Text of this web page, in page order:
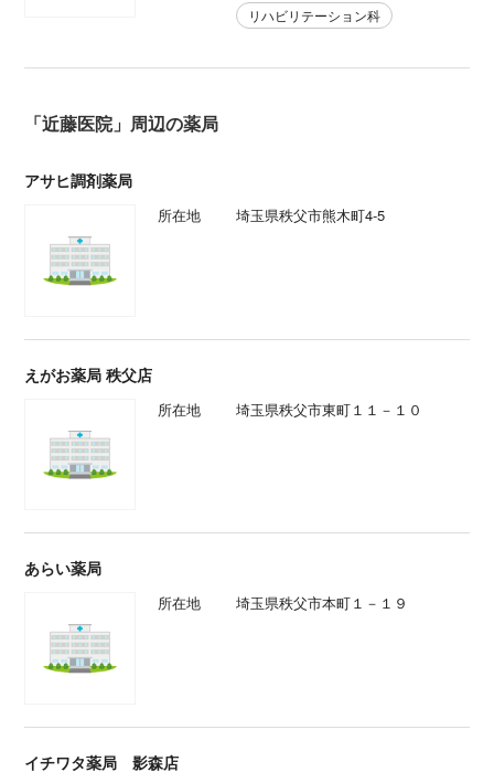
リハビリテーション科
「近藤医院」周辺の薬局
アサヒ調剤薬局
所在地 埼玉県秩父市熊木町4-5
えがお薬局 秩父店
所在地 埼玉県秩父市東町１１－１０
あらい薬局
所在地 埼玉県秩父市本町１－１９
イチワタ薬局 影森店